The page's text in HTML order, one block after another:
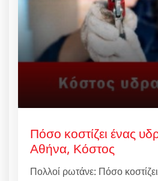
Πόσο κοστίζει ένας
Αθήνα, Κόστος
Πολλοί ρωτάνε: Πόσο